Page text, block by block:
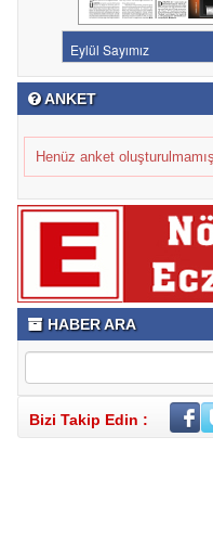
ANKET
Henüz anket
HABER ARA
Bizi Takip Edin :